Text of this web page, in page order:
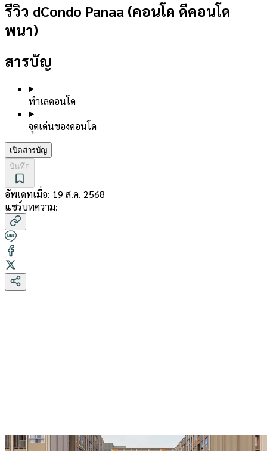
รีวิว dCondo Panaa (คอนโด ดีคอนโด
พนา)
สารบัญ
ทำเลคอนโด
จุดเด่นของคอนโด
เปิดสารบัญ
บันทึก
อัพเดทเมื่อ: 19 ส.ค. 2568
แชร์บทความ: